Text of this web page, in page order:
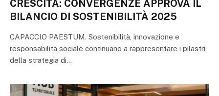
CRESCITA: CONVERGENZE APPROVA IL
BILANCIO DI SOSTENIBILITÀ 2025
CAPACCIO PAESTUM. Sostenibilità, innovazione e
responsabilità sociale continuano a rappresentare i pilastri
della strategia di…